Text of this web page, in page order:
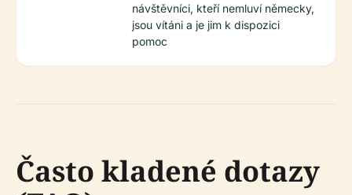
návštěvníci, kteří nemluví německy,
jsou vítáni a je jim k dispozici
pomoc
Často kladené dotazy